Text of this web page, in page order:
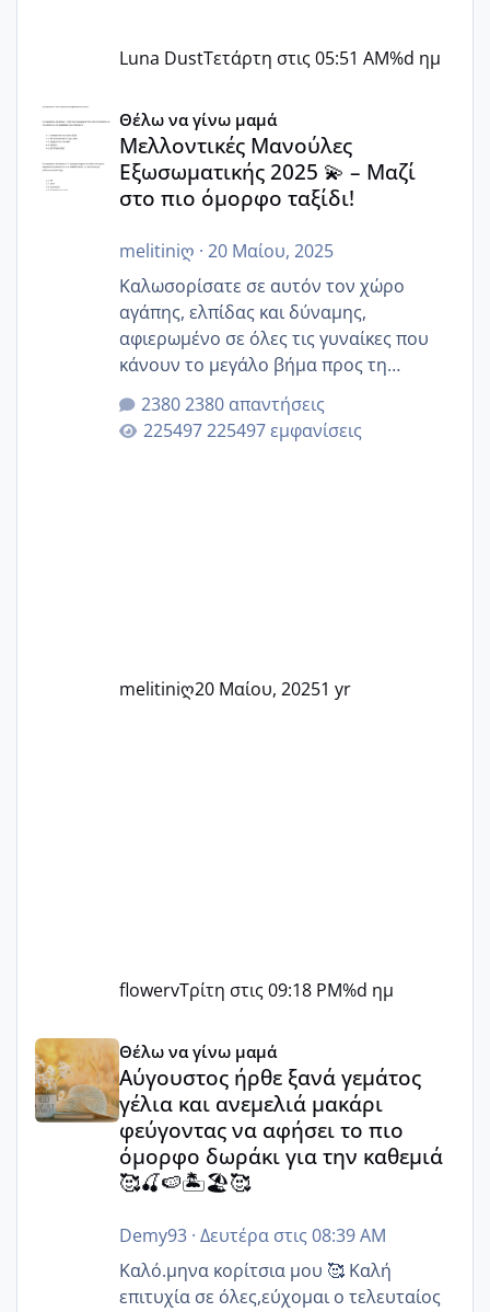
Luna DustΤετάρτη στις 05:51 AM%d ημ
Μελλοντικές Μανούλες Εξωσωματικής 2025 💫 – Μαζί
Θέλω να γίνω μαμά
Μελλοντικές Μανούλες
Εξωσωματικής 2025 💫 – Μαζί
στο πιο όμορφο ταξίδι!
melitiniღ · 20 Μαίου, 2025
Καλωσορίσατε σε αυτόν τον χώρο
αγάπης, ελπίδας και δύναμης,
αφιερωμένο σε όλες τις γυναίκες που
κάνουν το μεγάλο βήμα προς τη
μητρότητα μέσω εξωσωματικής το 2025.
Εδώ θα μοιραστούμε αγωνίες, χαρές,
εμπειρίες και κάθε μικρή ή μεγάλη
2380 απαντήσεις
225497 εμφανίσεις
melitiniღ20 Μαίου, 20251 yr
flowervΤρίτη στις 09:18 PM%d ημ
Αύγουστος ήρθε ξανά γεμάτος γέλια και ανεμελιά
Θέλω να γίνω μαμά
Αύγουστος ήρθε ξανά γεμάτος
γέλια και ανεμελιά μακάρι
φεύγοντας να αφήσει το πιο
όμορφο δωράκι για την καθεμιά
🥰🍒🍉🏝️🏖️🥰
Demy93· Δευτέρα στις 08:39 AM
Καλό.μηνα κορίτσια μου 🥰 Καλή
επιτυχία σε όλες,εύχομαι ο τελευταίος